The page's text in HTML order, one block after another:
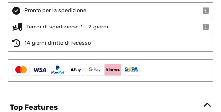
Pronto per la spedizione
Tempi di spedizione: 1 - 2 giorni
14 giorni diritto di recesso
Top Features